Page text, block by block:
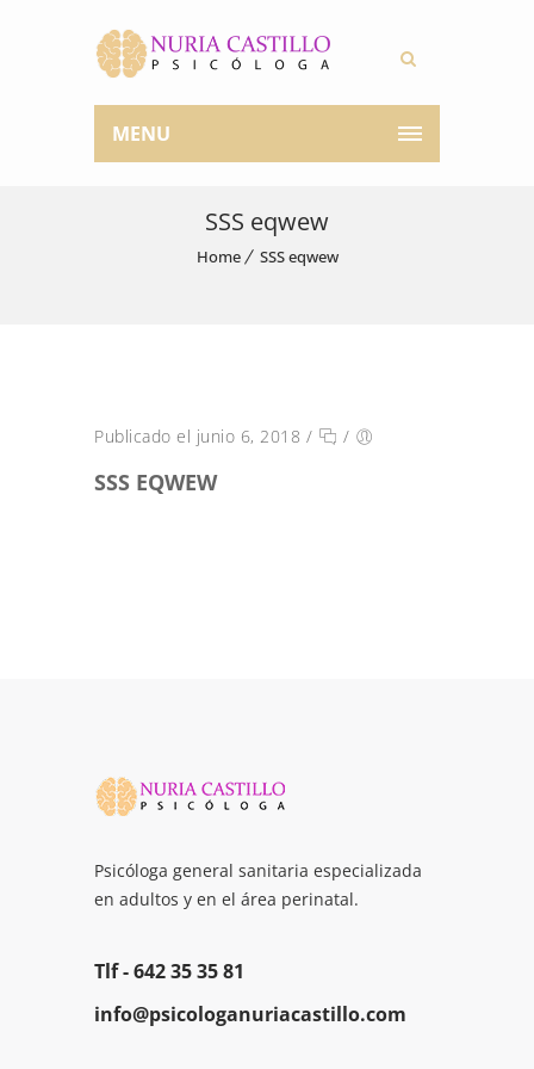
MENU
SSS eqwew
Home SSS eqwew
Publicado el junio 6, 2018 / /
SSS EQWEW
Psicóloga general sanitaria especializada
en adultos y en el área perinatal.
Tlf -642 35 35 81
info@psicologanuriacastillo.com